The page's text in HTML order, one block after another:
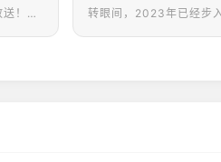
号外号外！Ourplay新品大放送！相信你已经听说这个消息了，没错，ourplay再次上新新游，长期苦于没有新冒险的玩家们有福啦！这次上新的游戏包含多种类型，不管你是喜欢RPG的冒险家，还是沉浸于体育的竞争者，这次都能满足你的所有愿望！话不多说，现在就让我们一起揭晓，看看到底有什么宝藏等待着我们吧！